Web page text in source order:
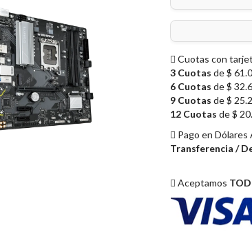
Cuotas con
3 Cuotas de $
6 Cuotas de $
9 Cuotas de $
12 Cuotas de $
Pago en Dólares
Transferencia /
Aceptamos